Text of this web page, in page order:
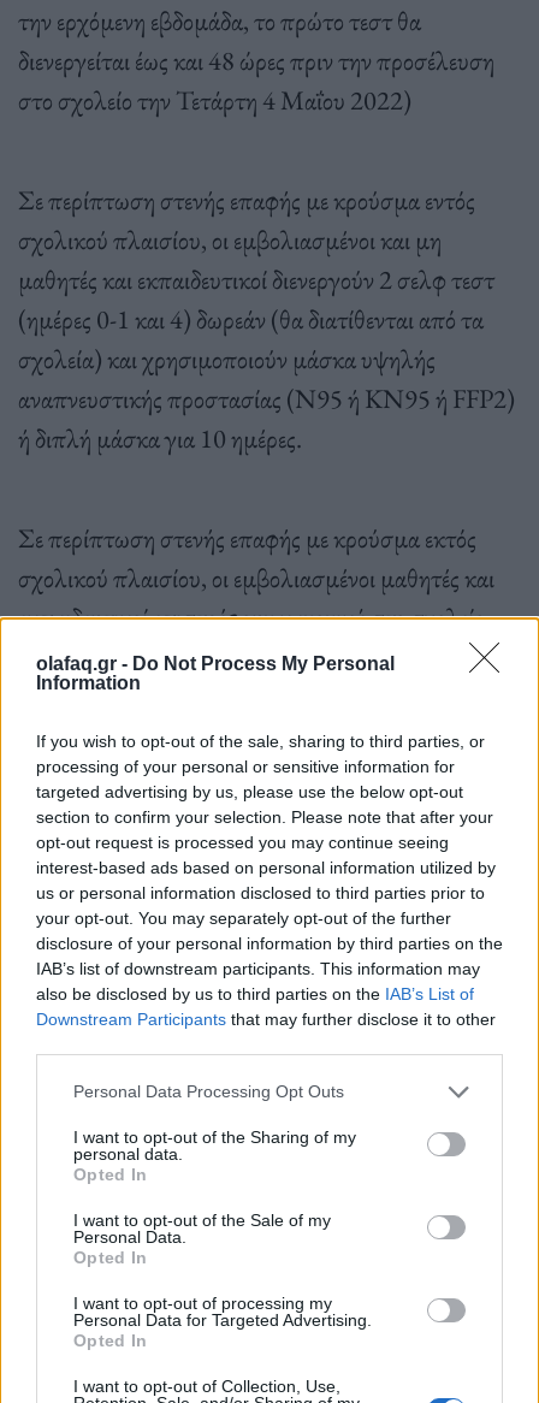
olafaq.gr - Do Not Process My Personal
Information
If you wish to opt-out of the sale, sharing to third parties, or
processing of your personal or sensitive information for
targeted advertising by us, please use the below opt-out
section to confirm your selection. Please note that after your
opt-out request is processed you may continue seeing
interest-based ads based on personal information utilized by
us or personal information disclosed to third parties prior to
your opt-out. You may separately opt-out of the further
disclosure of your personal information by third parties on the
IAB’s list of downstream participants. This information may
also be disclosed by us to third parties on the IAB’s List of
Downstream Participants that may further disclose it to other
Personal Data Processing Opt Outs
I want to opt-out of the Sharing of my
personal data.
Opted In
I want to opt-out of the Sale of my
Personal Data.
Opted In
I want to opt-out of processing my
Personal Data for Targeted Advertising.
Opted In
I want to opt-out of Collection, Use,
την ερχόμενη εβδομάδα, το πρώτο τεστ θα
διενεργείται έως και 48 ώρες πριν την προσέλευση
στο σχολείο την Τετάρτη 4 Μαΐου 2022)
Σε περίπτωση στενής επαφής με κρούσμα εντός
σχολικού πλαισίου, οι εμβολιασμένοι και μη
μαθητές και εκπαιδευτικοί διενεργούν 2 σελφ τεστ
(ημέρες 0-1 και 4) δωρεάν (θα διατίθενται από τα
σχολεία) και χρησιμοποιούν μάσκα υψηλής
αναπνευστικής προστασίας (Ν95 ή ΚΝ95 ή FFP2)
ή διπλή μάσκα για 10 ημέρες.
Σε περίπτωση στενής επαφής με κρούσμα εκτός
σχολικού πλαισίου, οι εμβολιασμένοι μαθητές και
εκπαιδευτικοί επιστρέφουν κανονικά στο σχολείο,
διενεργούν σελφ τεστ οι πρώτοι και ράπιντ τεστ οι
δεύτεροι την 5η ημέρα με δική τους δαπάνη και
χρησιμοποιούν μάσκα υψηλής αναπνευστικής
προστασίας (Ν95 ή ΚΝ95 ή FFP2) ή διπλή μάσκα
για 10 ημέρες.
Οι μη εμβολιασμένοι μαθητές και εκπαιδευτικοί
τίθενται σε καραντίνα και διενεργούν σελφ τεστ οι
πρώτοι και ράπιντ τεστ οι δεύτεροι την 5η ημέρα με
δική τους δαπάνη προκειμένου να επιστρέψουν στο
χρησιμοποιούν μάσκα υψηλής αναπνευστικής
προστασίας ή διπλή μάσκα για τουλάχιστον άλλες 5
ημέρες.
Σε περίπτωση επιβεβαιωμένου κρούσματος στην
τάξη, ισχύει ό,τι και στο γενικό πληθυσμό, για